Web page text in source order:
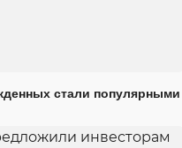
стали популярными